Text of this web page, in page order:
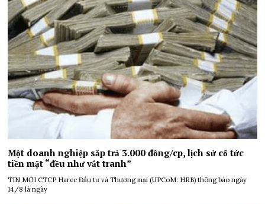
Một doanh nghiệp sắp trả 3.000 đồng/cp, lịch sử cổ tức
tiền mặt “đều như vắt tranh”
TIN MỚI CTCP Harec Đầu tư và Thương mại (UPCoM: HRB) thông báo ngày
14/8 là ngày